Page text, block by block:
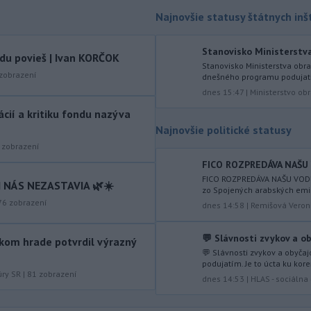
lesný požiar v blízkosti Gardského
Nad vojenskou základňou na
západe Nemecka vo štvrtok
ozbrojených zložiek. K tomuto
stredu objavili dron vybavený
výbušninou na letisku Lipsko/Halle.
Parlamentná frakcia
republiky 73-ročného bývalého
predsedu Najvyššieho súdu Andrása
povieš | Ivan KORČOK
zobrazení
a kritiku fondu nazýva
zobrazení
NÁS NEZASTAVIA 🌿☀️
zobrazení
hrade potvrdil výrazný
SR | 81 zobrazení
Najnovšie statusy štátnych
Stanovisko Ministerstva
Stanovisko Ministerstva
dnešného programu
dnes 15:47 | Ministerstvo
Najnovšie politické statusy
FICO ROZPREDÁVA
FICO ROZPREDÁVA NAŠU
zo Spojených arabských
dnes 14:58 | Remišová
💬 Slávnosti zvykov a
💬 Slávnosti zvykov a
podujatím. Je to úcta ku
dnes 14:53 | HLAS -